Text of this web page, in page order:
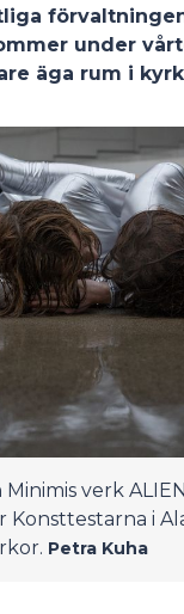
under
äga rum i
verk
Konsttestarna i
Petra Kuha